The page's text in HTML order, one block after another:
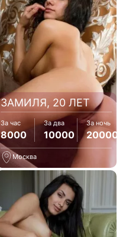
ЗАМИЛЯ, 20 ЛЕТ
За час
8000
За два
10000
За ночь
20000
Москва